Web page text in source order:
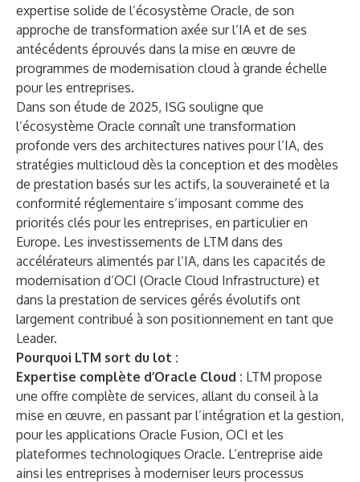
expertise solide de l’écosystème Oracle, de son
approche de transformation axée sur l’IA et de ses
antécédents éprouvés dans la mise en œuvre de
programmes de modernisation cloud à grande échelle
pour les entreprises.
Dans son étude de 2025, ISG souligne que
l’écosystème Oracle connaît une transformation
profonde vers des architectures natives pour l’IA, des
stratégies multicloud dès la conception et des modèles
de prestation basés sur les actifs, la souveraineté et la
conformité réglementaire s’imposant comme des
priorités clés pour les entreprises, en particulier en
Europe. Les investissements de LTM dans des
accélérateurs alimentés par l’IA, dans les capacités de
modernisation d’OCI (Oracle Cloud Infrastructure) et
dans la prestation de services gérés évolutifs ont
largement contribué à son positionnement en tant que
Leader.
Pourquoi LTM sort du lot :
Expertise complète d’Oracle Cloud : LTM propose
une offre complète de services, allant du conseil à la
mise en œuvre, en passant par l’intégration et la gestion,
pour les applications Oracle Fusion, OCI et les
plateformes technologiques Oracle. L’entreprise aide
ainsi les entreprises à moderniser leurs processus